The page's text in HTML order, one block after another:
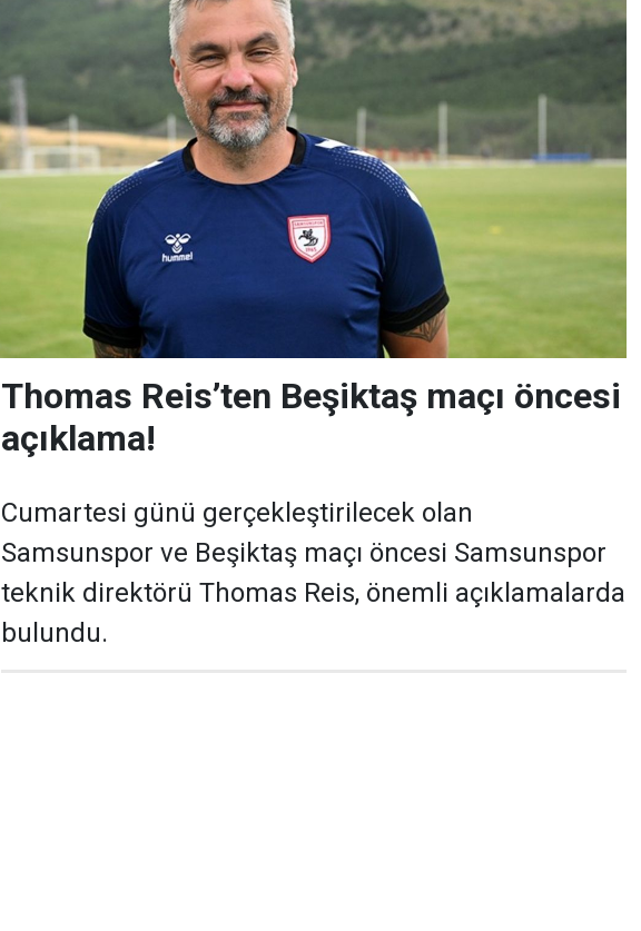
Thomas Reis’ten Beşiktaş maçı öncesi
açıklama!
Cumartesi günü gerçekleştirilecek olan
Samsunspor ve Beşiktaş maçı öncesi Samsunspor
teknik direktörü Thomas Reis, önemli açıklamalarda
bulundu.